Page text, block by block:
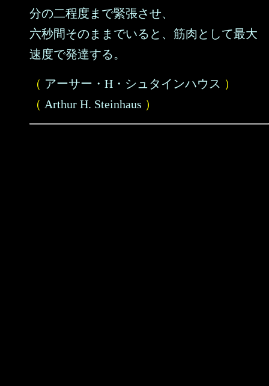
分の二程度まで緊張させ、
六秒間そのままでいると、筋肉として最大
速度で発達する。
（ アーサー・H・シュタインハウス ）
（ Arthur H. Steinhaus ）